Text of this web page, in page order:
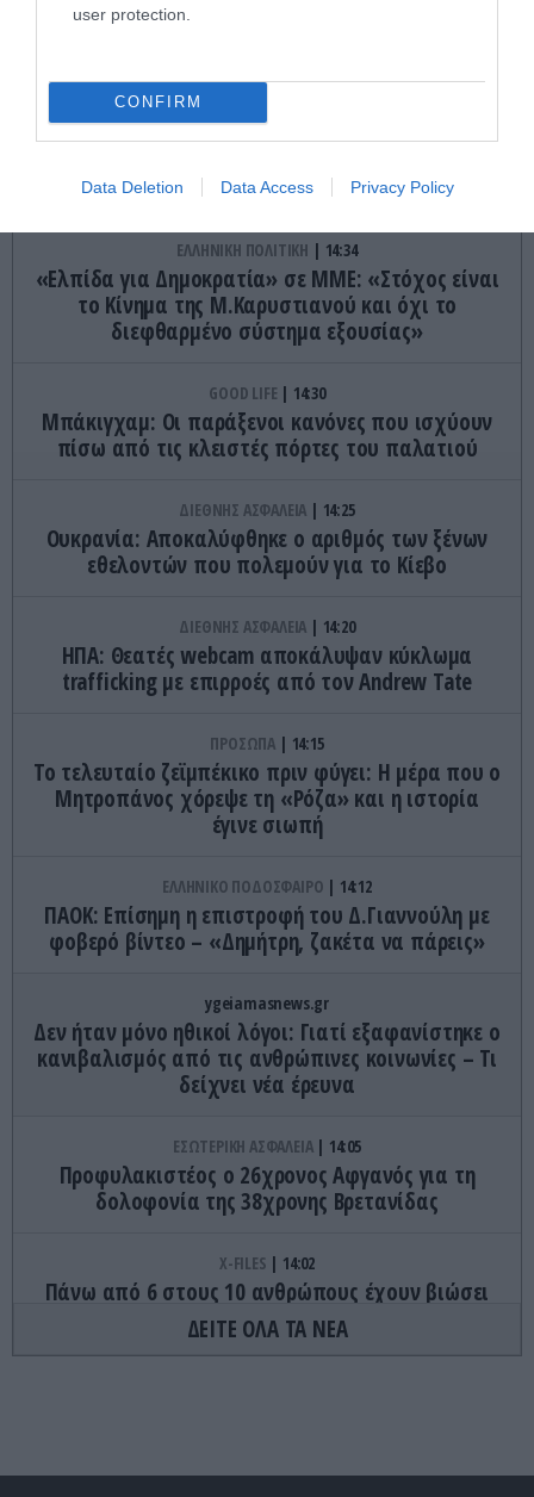
user protection.
CONFIRM
Data Deletion Data Access Privacy Policy
ΤΕΛΕΥΤΑΙΕΣ ΕΙΔΗΣΕΙΣ
ΕΛΛΗΝΙΚΗ ΠΟΛΙΤΙΚΗ 14:34
«Ελπίδα για Δημοκρατία» σε ΜΜΕ: «Στόχος είναι
το Κίνημα της Μ.Καρυστιανού και όχι το
διεφθαρμένο σύστημα εξουσίας»
GOOD LIFE 14:30
Μπάκιγχαμ: Οι παράξενοι κανόνες που ισχύουν
πίσω από τις κλειστές πόρτες του παλατιού
ΔΙΕΘΝΗΣ ΑΣΦΑΛΕΙΑ 14:25
Ουκρανία: Αποκαλύφθηκε ο αριθμός των ξένων
εθελοντών που πολεμούν για το Κίεβο
ΔΙΕΘΝΗΣ ΑΣΦΑΛΕΙΑ 14:20
ΗΠΑ: Θεατές webcam αποκάλυψαν κύκλωμα
trafficking με επιρροές από τον Andrew Tate
ΠΡΟΣΩΠΑ 14:15
Το τελευταίο ζεϊμπέκικο πριν φύγει: Η μέρα που ο
Μητροπάνος χόρεψε τη «Ρόζα» και η ιστορία
έγινε σιωπή
ΕΛΛΗΝΙΚΟ ΠΟΔΟΣΦΑΙΡΟ 14:12
ΠΑΟΚ: Επίσημη η επιστροφή του Δ.Γιαννούλη με
φοβερό βίντεο – «Δημήτρη, ζακέτα να πάρεις»
ygeiamasnews.gr
Δεν ήταν μόνο ηθικοί λόγοι: Γιατί εξαφανίστηκε ο
κανιβαλισμός από τις ανθρώπινες κοινωνίες – Τι
δείχνει νέα έρευνα
ΕΣΩΤΕΡΙΚΗ ΑΣΦΑΛΕΙΑ 14:05
Προφυλακιστέος ο 26χρονος Αφγανός για τη
δολοφονία της 38χρονης Βρετανίδας
X-FILES 14:02
Πάνω από 6 στους 10 ανθρώπους έχουν βιώσει
ανεξήγητες εμπειρίες: «Άκουσαν» φωνές ή
ένιωσαν την παρουσία κάποιου
ΔΕΙΤΕ ΟΛΑ ΤΑ ΝΕΑ